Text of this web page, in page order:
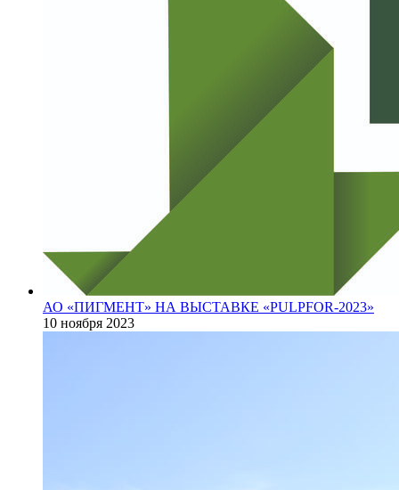
АО «ПИГМЕНТ» НА ВЫСТАВКЕ «PULPFOR-2023»
10 ноября 2023